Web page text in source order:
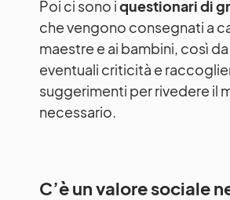
Poi ci sono iquestionari di
che vengono consegnati a
maestre e ai bambini, così
eventuali criticità e
suggerimenti per rivedere il
necessario.
C’è un valore sociale